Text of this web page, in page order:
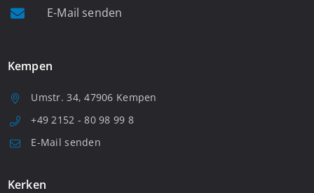
E-Mail senden
Kempen
Umstr. 34, 47906 Kempen
+49 2152 - 80 98 99 8
E-Mail senden
Kerken